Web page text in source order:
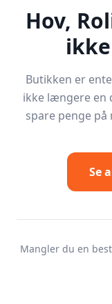
Hov,
Butikken er
ikke længere en
spare penge på
Se
Mangler du en